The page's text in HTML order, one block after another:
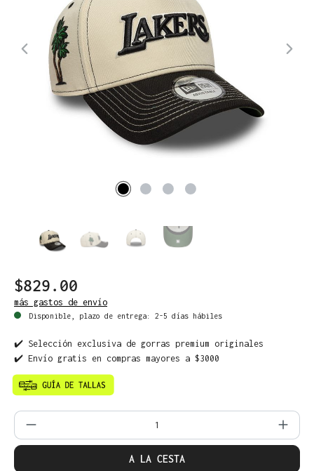
$829.00
más gastos de envío
Disponible, plazo de entrega: 2-5 días hábiles
✔️ Selección exclusiva de gorras premium originales
✔️ Envío gratis en compras mayores a $3000
Cantidad del producto: introduce la
A LA CESTA